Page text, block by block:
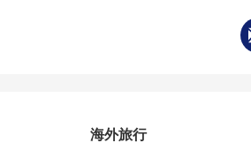
海外旅行